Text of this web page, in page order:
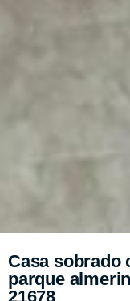
Casa sobrado
parque
21678